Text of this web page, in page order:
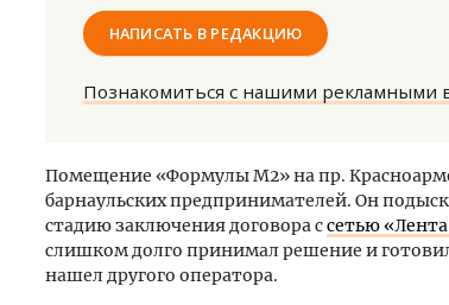
НАПИСАТЬ В РЕДАКЦИЮ
Познакомиться с нашими рекламными
Помещение «Формулы М2» на пр.
барнаульских предпринимателей. Он
стадию заключения договора ссетью
слишком долго принимал решение и
нашел другого оператора.
Генеральный директор компании
ЗИАС — об эстетике городов,
СТРОИТЕЛЬСТВО